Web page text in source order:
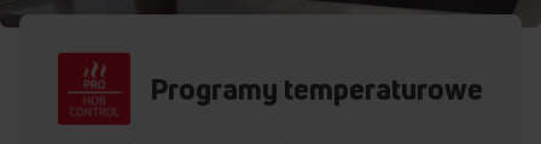
Programy temperaturowe